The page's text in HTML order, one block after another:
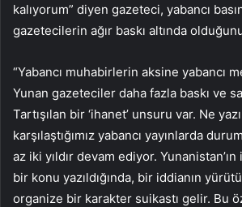
kalıyorum” diyen gazeteci, yabancı
gazetecilerin ağır baskı altında
“Yabancı muhabirlerin aksine yabancı
Yunan gazeteciler daha fazla baskı ve
Tartışılan bir ‘ihanet’ unsuru var. Ne
karşılaştığımız yabancı yayınlarda
az iki yıldır devam ediyor. Yunanistan’ın
bir konu yazıldığında, bir iddianın
organize bir karakter suikastı gelir. Bu